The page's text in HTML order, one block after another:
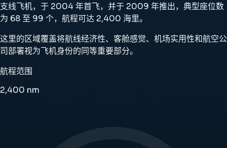
支线飞机，于 2004 年首飞，并于 2009 年推出，典型座位数
为 68 至 99 个，航程可达 2,400 海里。
这里的区域覆盖将航线经济性、客舱感觉、机场实用性和航空公
司部署视为飞机身份的同等重要部分。
航程范围
2,400 nm